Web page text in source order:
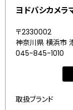
ヨドバシカメラ
〒2330002
神奈川県 横浜市
045-845-1010
取扱ブランド